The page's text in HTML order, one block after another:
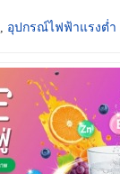
อุปกรณ์ไฟฟ้าแรงต่ำ